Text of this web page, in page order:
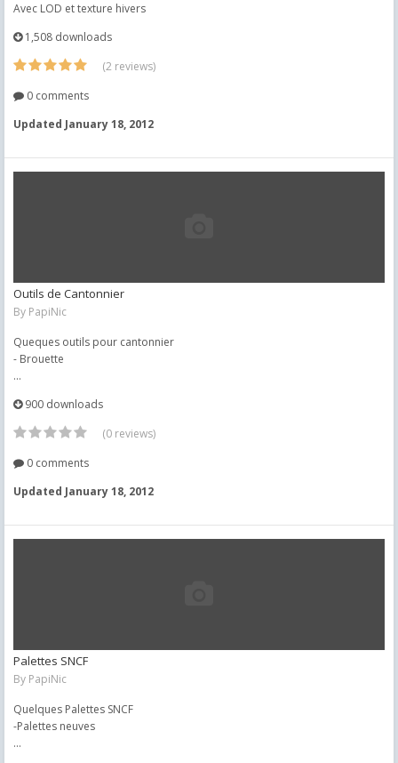
Avec LOD et texture hivers
1,508 downloads
(2 reviews)
0 comments
Updated January 18, 2012
Outils de Cantonnier
By PapiNic
Queques outils pour cantonnier
- Brouette
...
900 downloads
(0 reviews)
0 comments
Updated January 18, 2012
Palettes SNCF
By PapiNic
Quelques Palettes SNCF
-Palettes neuves
...